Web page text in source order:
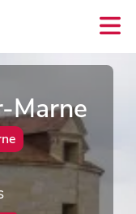
Marne